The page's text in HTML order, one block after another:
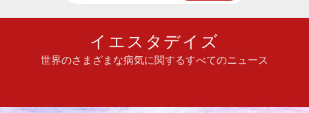
イエスタデイズ
世界のさまざまな病気に関するすべてのニュース